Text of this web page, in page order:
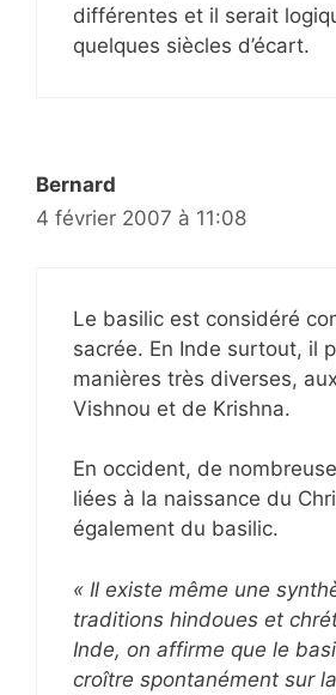
différentes et il serait
quelques siècles d’écart.
Bernard
4 février 2007 à 11:08
Le basilic est considéré
sacrée. En Inde surtout, il
manières très diverses,
Vishnou et de Krishna.
En occident, de
liées à la naissance du
également du basilic.
« Il existe même une
traditions hindoues et
Inde, on affirme que le
croître spontanément sur